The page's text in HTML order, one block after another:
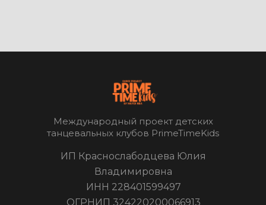
Международный проект детских
танцевальных клубов PrimeTimeKids
ИП Краснослабодцева Юлия
Владимировна
ИНН 228401599497
ОГРНИП 324220200066913